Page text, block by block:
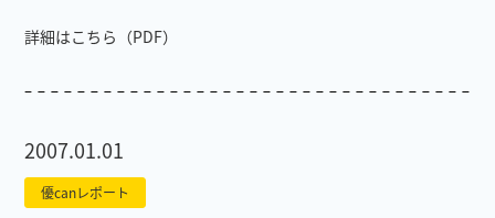
詳細はこちら（PDF）
2007.01.01
優canレポート